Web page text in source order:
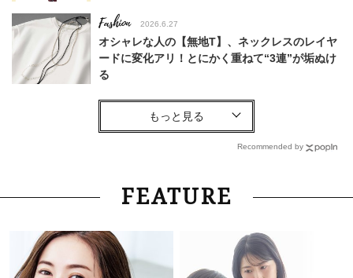
Fashion 2026.6.27
オシャレな人の【無地T】、ネックレスのレイヤ
ードに変化アリ！とにかく重ねて“3連”が垢ぬけ
る
Fashion
オニツカタイガーの大人気モデルも！「実は雨対
応スニーカー」最旬トレンド〈3選〉
Fashion 2026.7.19
モノトーンなら品よくキマる！【ドット柄ジャケ
Beauty
Recommended by
FEATURE